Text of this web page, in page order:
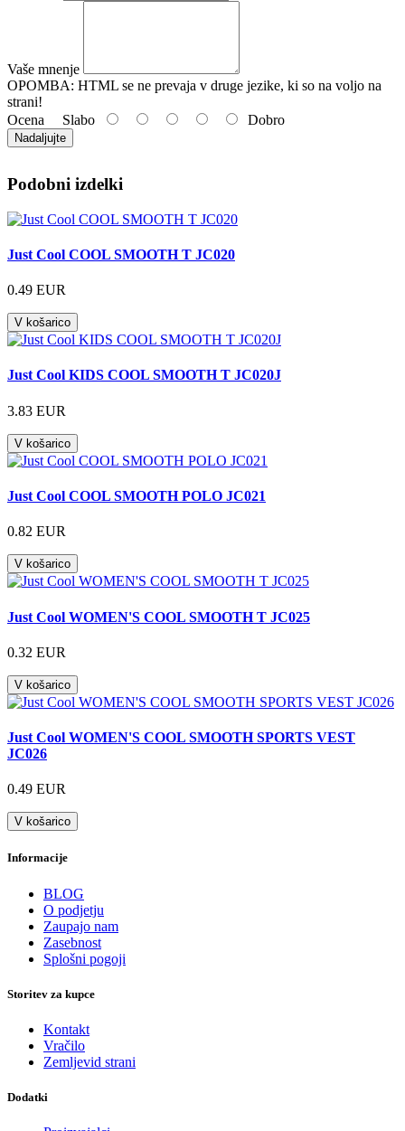
Vaše mnenje
OPOMBA: HTML se ne prevaja v druge jezike, ki so na voljo na
strani!
Ocena Slabo Dobro
Nadaljujte
Podobni izdelki
Just Cool COOL SMOOTH T JC020
0.49 EUR
V košarico
Just Cool KIDS COOL SMOOTH T JC020J
3.83 EUR
V košarico
Just Cool COOL SMOOTH POLO JC021
0.82 EUR
V košarico
Just Cool WOMEN'S COOL SMOOTH T JC025
0.32 EUR
V košarico
Just Cool WOMEN'S COOL SMOOTH SPORTS VEST
JC026
0.49 EUR
V košarico
Informacije
BLOG
O podjetju
Zaupajo nam
Zasebnost
Splošni pogoji
Storitev za kupce
Kontakt
Vračilo
Zemljevid strani
Dodatki